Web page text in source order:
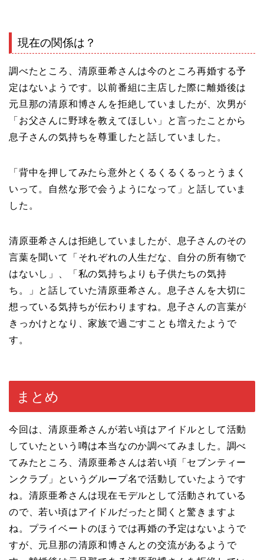
現在の関係は？
調べたところ、清原亜希さんは今のところ再婚する予
定はないようです。以前番組に主店した際に離婚後は
元旦那の清原和博さんを拒絶していましたが、次男が
「お父さんに野球を教えてほしい」と言ったことから
息子さんの気持ちを尊重したと話していました。
「背中を押してみたら意外とくるくるくるっとうまく
いって。自然な形で会うようになって」と話していま
した。
清原亜希さんは拒絶していましたが、息子さんのその
言葉を聞いて「それぞれの人生だな、自分の所有物で
はないし」、「私の気持ちよりも子供たちの気持
ち。」と話していた清原亜希さん。息子さんを大切に
想っている気持ちが伝わりますね。息子さんの言葉が
きっかけとなり、家族で過ごすことも増えたようで
す。
まとめ
今回は、清原亜希さんが若い頃はアイドルとして活動
していたという噂は本当なのか調べてみました。調べ
てみたところ、清原亜希さんは若い頃「セブンティー
ンクラブ」というグループ名で活動していたようです
ね。清原亜希さんは現在モデルとして活動されている
ので、若い頃はアイドルだったと聞くと驚きますよ
ね。プライベートのほうでは再婚の予定はないようで
すが、元旦那の清原和博さんとの交流があるようで